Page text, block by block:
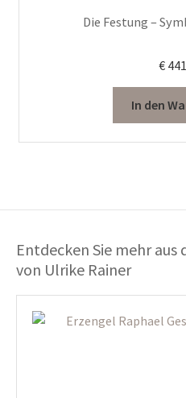
Die Festung –
€
In den
Entdecken Sie mehr
von Ulrike Rainer